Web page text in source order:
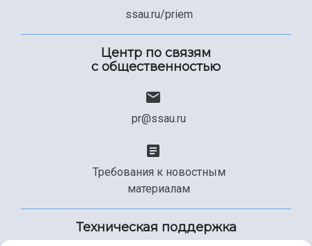
ssau.ru/priem
Центр по связям
с общественностью
pr@ssau.ru
Требования к новостным
материалам
Техническая поддержка